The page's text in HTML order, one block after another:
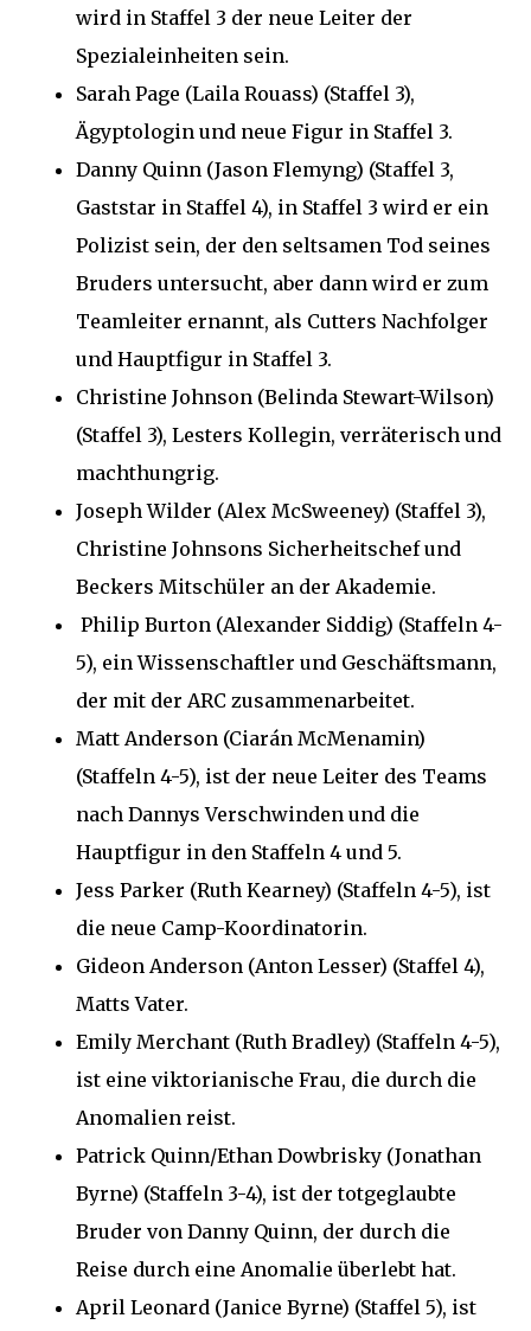
wird in Staffel 3 der neue Leiter der
Spezialeinheiten sein.
Sarah Page (Laila Rouass) (Staffel 3),
Ägyptologin und neue Figur in Staffel 3.
Danny Quinn (Jason Flemyng) (Staffel 3,
Gaststar in Staffel 4), in Staffel 3 wird er ein
Polizist sein, der den seltsamen Tod seines
Bruders untersucht, aber dann wird er zum
Teamleiter ernannt, als Cutters Nachfolger
und Hauptfigur in Staffel 3.
Christine Johnson (Belinda Stewart-Wilson)
(Staffel 3), Lesters Kollegin, verräterisch und
machthungrig.
Joseph Wilder (Alex McSweeney) (Staffel 3),
Christine Johnsons Sicherheitschef und
Beckers Mitschüler an der Akademie.
Philip Burton (Alexander Siddig) (Staffeln 4-
5), ein Wissenschaftler und Geschäftsmann,
der mit der ARC zusammenarbeitet.
Matt Anderson (Ciarán McMenamin)
(Staffeln 4-5), ist der neue Leiter des Teams
nach Dannys Verschwinden und die
Hauptfigur in den Staffeln 4 und 5.
Jess Parker (Ruth Kearney) (Staffeln 4-5), ist
die neue Camp-Koordinatorin.
Gideon Anderson (Anton Lesser) (Staffel 4),
Matts Vater.
Emily Merchant (Ruth Bradley) (Staffeln 4-5),
ist eine viktorianische Frau, die durch die
Anomalien reist.
Patrick Quinn/Ethan Dowbrisky (Jonathan
Byrne) (Staffeln 3-4), ist der totgeglaubte
Bruder von Danny Quinn, der durch die
Reise durch eine Anomalie überlebt hat.
April Leonard (Janice Byrne) (Staffel 5), ist